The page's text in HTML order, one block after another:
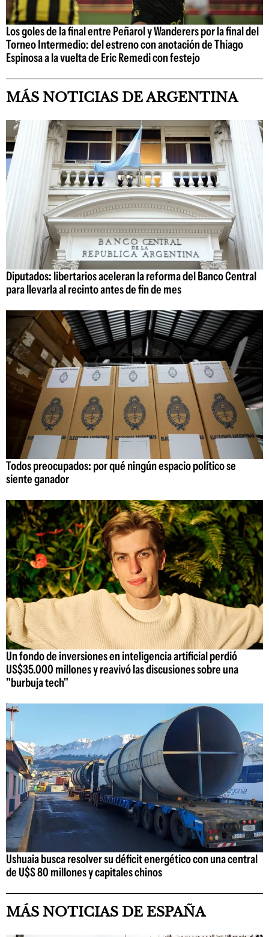
Los goles de la final entre Peñarol y Wanderers por la final del
Torneo Intermedio: del estreno con anotación de Thiago
Espinosa a la vuelta de Eric Remedi con festejo
MÁS NOTICIAS DE ARGENTINA
Diputados: libertarios aceleran la reforma del Banco Central
para llevarla al recinto antes de fin de mes
Todos preocupados: por qué ningún espacio político se
siente ganador
Un fondo de inversiones en inteligencia artificial perdió
US$35.000 millones y reavivó las discusiones sobre una
"burbuja tech"
Ushuaia busca resolver su déficit energético con una central
de U$S 80 millones y capitales chinos
MÁS NOTICIAS DE ESPAÑA